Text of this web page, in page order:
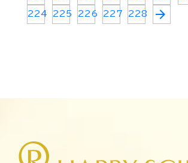
224 225 226 227 228 arrow_forward